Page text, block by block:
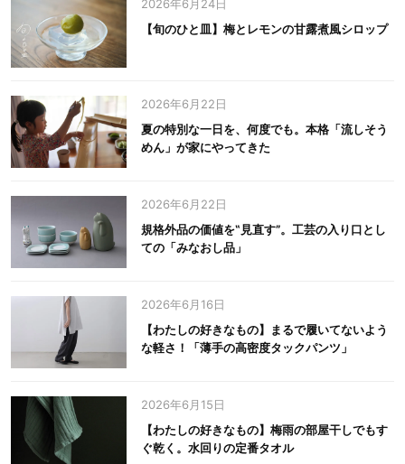
2026年6月24日
【旬のひと皿】梅とレモンの甘露煮風シロップ
2026年6月22日
夏の特別な一日を、何度でも。本格「流しそう
めん」が家にやってきた
2026年6月22日
規格外品の価値を‟見直す”。工芸の入り口とし
ての「みなおし品」
2026年6月16日
【わたしの好きなもの】まるで履いてないよう
な軽さ！「薄手の高密度タックパンツ」
2026年6月15日
【わたしの好きなもの】梅雨の部屋干しでもす
ぐ乾く。水回りの定番タオル